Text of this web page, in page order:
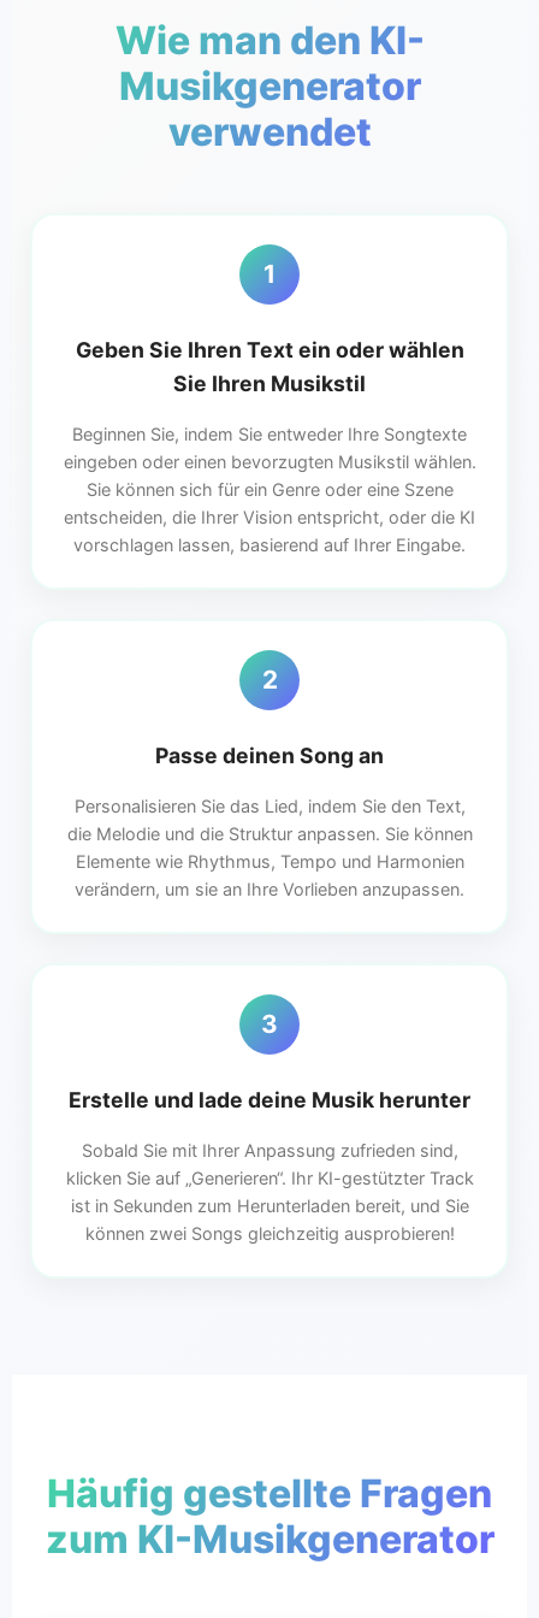
Wie man den KI-
Musikgenerator
verwendet
1
Geben Sie Ihren Text ein oder wählen
Sie Ihren Musikstil
Beginnen Sie, indem Sie entweder Ihre Songtexte
eingeben oder einen bevorzugten Musikstil wählen.
Sie können sich für ein Genre oder eine Szene
entscheiden, die Ihrer Vision entspricht, oder die KI
vorschlagen lassen, basierend auf Ihrer Eingabe.
2
Passe deinen Song an
Personalisieren Sie das Lied, indem Sie den Text,
die Melodie und die Struktur anpassen. Sie können
Elemente wie Rhythmus, Tempo und Harmonien
verändern, um sie an Ihre Vorlieben anzupassen.
3
Erstelle und lade deine Musik herunter
Sobald Sie mit Ihrer Anpassung zufrieden sind,
klicken Sie auf „Generieren“. Ihr KI-gestützter Track
ist in Sekunden zum Herunterladen bereit, und Sie
können zwei Songs gleichzeitig ausprobieren!
Häufig gestellte Fragen
zum KI-Musikgenerator